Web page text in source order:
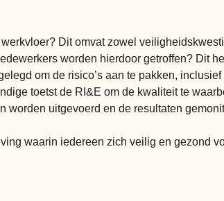
Dit omvat zowel
worden hierdoor getroffen? Dit
om de risico’s aan te pakken,
toetst de RI&E om de kwaliteit te
worden uitgevoerd en de resultaten
waarin iedereen zich veilig en gezond